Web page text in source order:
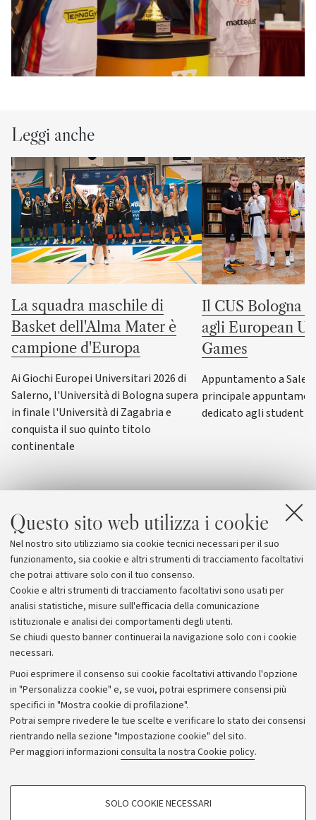
Questo sito web utilizza i cookie
Nel nostro sito utilizziamo sia cookie tecnici necessari per il suo
funzionamento, sia cookie e altri strumenti di tracciamento facoltativi
che potrai attivare solo con il tuo consenso.
Cookie e altri strumenti di tracciamento facoltativi sono usati per
analisi statistiche, misure sull'efficacia della comunicazione
istituzionale e analisi dei comportamenti degli utenti.
Se chiudi questo banner continuerai la navigazione solo con i cookie
necessari.
Puoi esprimere il consenso sui cookie facoltativi attivando l'opzione
in "Personalizza cookie" e, se vuoi, potrai esprimere consensi più
specifici in "Mostra cookie di profilazione".
Potrai sempre rivedere le tue scelte e verificare lo stato dei consensi
rientrando nella sezione "Impostazione cookie" del sito.
Per maggiori informazioni consulta la nostra Cookie policy.
COOKIE DI PROFILAZIONE - FACOLTATIVI
SOLO COOKIE NECESSARI
Leggi anche
La squadra maschile di
Basket dell'Alma Mater è
campione d'Europa
Ai Giochi Europei Universitari 2026 di
Salerno, l'Università di Bologna supera
in finale l'Università di Zagabria e
conquista il suo quinto titolo
continentale
Il CUS Bologna
agli European
Games
Appuntamento a
principale
dedicato agli
Archivio
Comunicati stampa
Redazione
Rassegna stampa